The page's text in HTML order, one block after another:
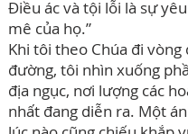
Điều ác và tội lỗi là sự
mê của họ.”
Khi tôi theo Chúa đi vòng
đường, tôi nhìn xuống
địa ngục, nơi lượng các
nhất đang diễn ra. Một